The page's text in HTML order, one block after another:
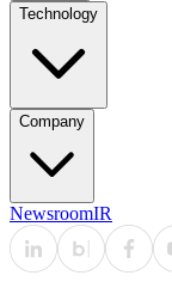
Technology
Company
NewsroomIR